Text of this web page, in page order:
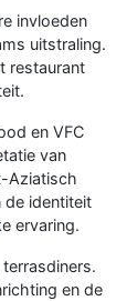
invloeden
uitstraling.
restaurant
en VFC
van
Aziatisch
de identiteit
ervaring.
en de